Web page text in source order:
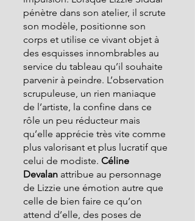
pénètre dans son atelier, il scrute
son modèle, positionne son
corps et utilise ce vivant objet à
des esquisses innombrables au
service du tableau qu’il souhaite
parvenir à peindre. L’observation
scrupuleuse, un rien maniaque
de l’artiste, la confine dans ce
rôle un peu réducteur mais
qu’elle apprécie très vite comme
plus valorisant et plus lucratif que
celui de modiste. Céline
Devalan attribue au personnage
de Lizzie une émotion autre que
celle de bien faire ce qu’on
attend d’elle, des poses de